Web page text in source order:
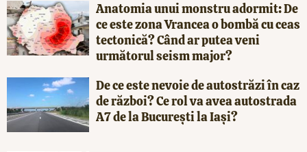
Anatomia unui monstru adormit: De
ce este zona Vrancea o bombă cu ceas
tectonică? Când ar putea veni
următorul seism major?
De ce este nevoie de autostrăzi în caz
de război? Ce rol va avea autostrada
A7 de la București la Iași?